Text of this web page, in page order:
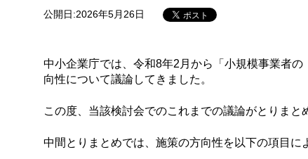
公開日:2026年5月26日
中小企業庁では、令和8年2月から「小規模事業者
向性について議論してきました。
この度、当該検討会でのこれまでの議論がとりま
中間とりまとめでは、施策の方向性を以下の項目に